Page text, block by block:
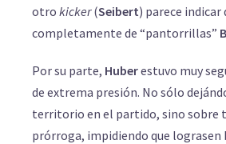
otro kicker(Seibert) parece indicar
completamente de “pantorrillas”
Por su parte, Huberestuvo muy
de extrema presión. No sólo
territorio en el partido, sino sobre
prórroga, impidiendo que lograsen